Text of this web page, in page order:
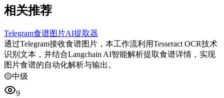
相关推荐
Telegram食谱图片AI提取器
通过Telegram接收食谱图片，本工作流利用Tesseract OCR技术
识别文本，并结合Langchain AI智能解析提取食谱详情，实现
图片食谱的自动化解析与输出。
🟡中级
9